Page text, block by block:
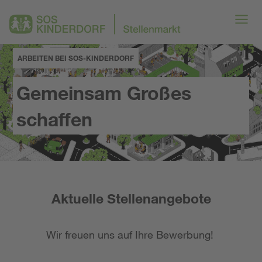
ARBEITEN BEI SOS-KINDERDORF
Gemeinsam Großes
schaffen
Aktuelle Stellenangebote
Wir freuen uns auf Ihre Bewerbung!